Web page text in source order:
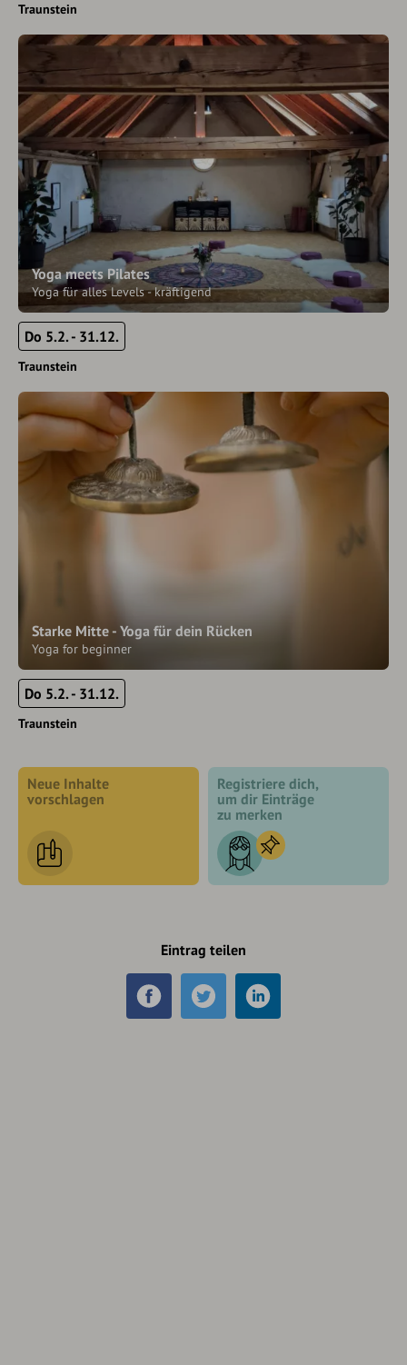
Traunstein
Yoga meets Pilates
Yoga für alles Levels - kräftigend
Do 5.2. - 31.12.
Traunstein
Starke Mitte - Yoga für dein Rücken
Yoga for beginner
Do 5.2. - 31.12.
Traunstein
Neue Inhalte
vorschlagen
Registriere dich,
um dir Einträge
zu merken
Eintrag teilen